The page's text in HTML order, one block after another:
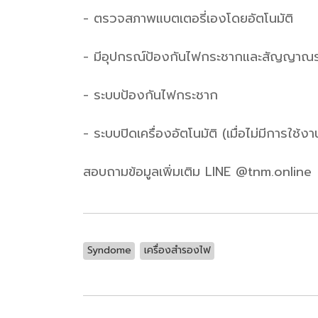
- ตรวจสภาพแบตเตอรี่เองโดยอัตโนมัติ
- มีอุปกรณ์ป้องกันไฟกระชากและสัญญาณ
- ระบบป้องกันไฟกระชาก
- ระบบปิดเครื่องอัตโนมัติ (เมื่อไม่มีการใช้งา
สอบถามข้อมูลเพิ่มเติม LINE @tnm.online
Syndome เครื่องสำรองไฟ